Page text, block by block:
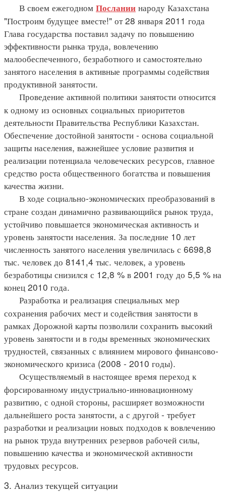
В своем ежегодном Послании народу Казахстана
"Построим будущее вместе!" от 28 января 2011 года
Глава государства поставил задачу по повышению
эффективности рынка труда, вовлечению
малообеспеченного, безработного и самостоятельно
занятого населения в активные программы содействия
продуктивной занятости.
Проведение активной политики занятости относится
к одному из основных социальных приоритетов
деятельности Правительства Республики Казахстан.
Обеспечение достойной занятости - основа социальной
защиты населения, важнейшее условие развития и
реализации потенциала человеческих ресурсов, главное
средство роста общественного богатства и повышения
качества жизни.
В ходе социально-экономических преобразований в
стране создан динамично развивающийся рынок труда,
устойчиво повышается экономическая активность и
уровень занятости населения. За последние 10 лет
численность занятого населения увеличилась с 6698,8
тыс. человек до 8141,4 тыс. человек, а уровень
безработицы снизился с 12,8 % в 2001 году до 5,5 % на
конец 2010 года.
Разработка и реализация специальных мер
сохранения рабочих мест и содействия занятости в
рамках Дорожной карты позволили сохранить высокий
уровень занятости и в годы временных экономических
трудностей, связанных с влиянием мирового финансово-
экономического кризиса (2008 - 2010 годы).
Осуществляемый в настоящее время переход к
форсированному индустриально-инновационному
развитию, с одной стороны, расширяет возможности
дальнейшего роста занятости, а с другой - требует
разработки и реализации новых подходов к вовлечению
на рынок труда внутренних резервов рабочей силы,
повышению качества и экономической активности
трудовых ресурсов.
3. Анализ текущей ситуации